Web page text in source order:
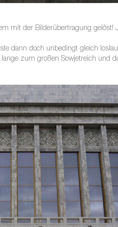
mit der Bilderübertragung
dann doch unbedingt gleich
zum großen Sowjetreich und